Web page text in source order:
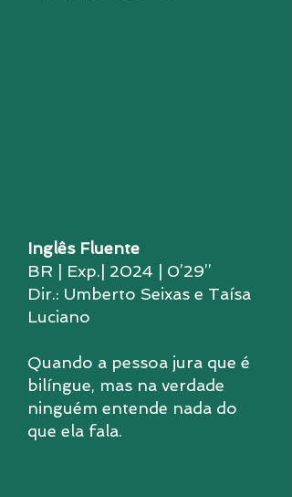
Inglês Fluente
BR | Exp.| 2024 | 0’29’’
Dir.: Umberto Seixas e Taísa
Luciano
Quando a pessoa jura que é
bilíngue, mas na verdade
ninguém entende nada do
que ela fala.